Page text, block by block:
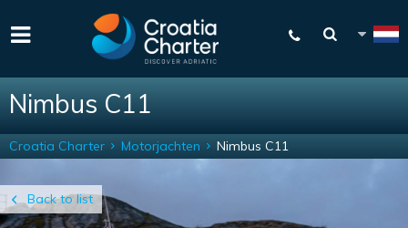
Nimbus C11
Back to list
Croatia Charter Motorjachten Nimbus C11